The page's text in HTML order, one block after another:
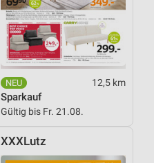
12,5 km
Sparkauf
Gültig bis Fr. 21.08.
XXXLutz